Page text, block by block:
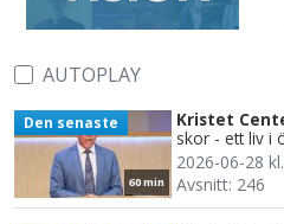
AUTOPLAY
60 min
Den senaste Kristet
skor - ett liv i
2026-06-28
Avsnitt: 246